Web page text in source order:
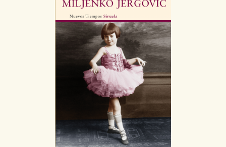
HABILITAR TODO RECHAZAR TODO
Cookies necesarias
Estas cookies son necesarias para que nuestro sitio
web funcione y no es posible deshabilitarlas desde
nuestro sistema. Es posible hacerlo desde el
navegador, pero en ese caso es posible que algunas
áreas de nuestra web dejen de funcionar
Cookies de rendimiento y analíticas
Estas cookies se utilizan para mejorar su experiencia
de navegación y optimizar el funcionamiento de
nuestro sitio web. Almacenan configuraciones de
servicios para que no tenga que reconfigurarlos cada